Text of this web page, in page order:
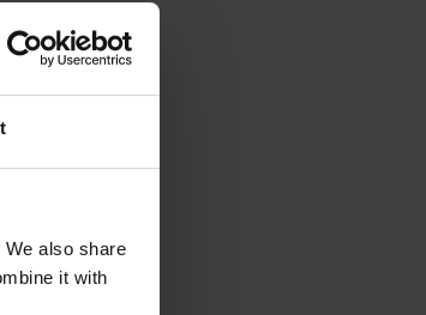
also share
it with